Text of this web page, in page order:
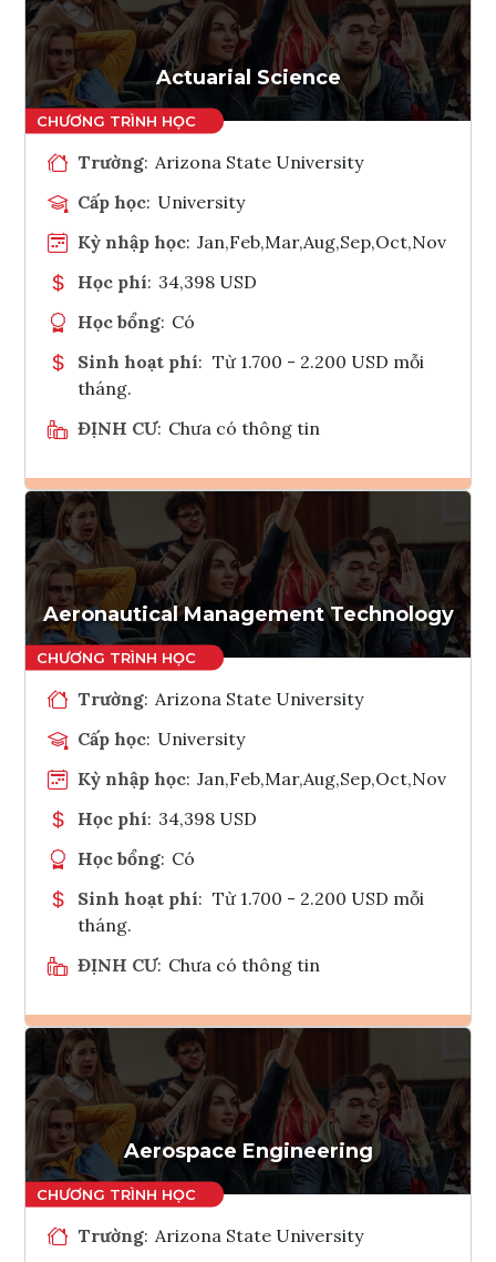
Tham vấn Interlink
Actuarial Science
Trường: Arizona State University
Cấp học: University
Kỳ nhập học: Jan,Feb,Mar,Aug,Sep,Oct,Nov
Học phí: 34,398 USD
Học bổng: Có
Sinh hoạt phí: Từ 1.700 - 2.200 USD mỗi
tháng.
ĐỊNH CƯ: Chưa có thông tin
Ghi danh
Tham vấn Interlink
Aeronautical Management Technology
Trường: Arizona State University
Cấp học: University
Kỳ nhập học: Jan,Feb,Mar,Aug,Sep,Oct,Nov
Học phí: 34,398 USD
Học bổng: Có
Sinh hoạt phí: Từ 1.700 - 2.200 USD mỗi
tháng.
ĐỊNH CƯ: Chưa có thông tin
Ghi danh
Tham vấn Interlink
Aerospace Engineering
Trường: Arizona State University